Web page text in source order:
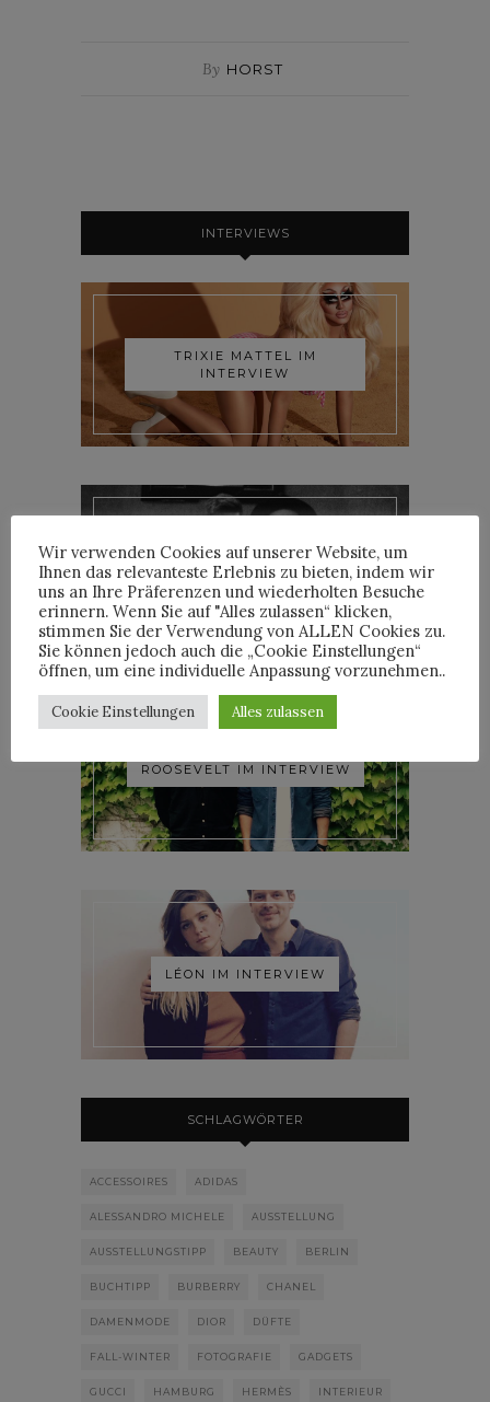
By HORST
INTERVIEWS
TRIXIE MATTEL IM
INTERVIEW
YOANN LEMOINE AKA
WOODKID IM INTERVIEW
ROOSEVELT IM INTERVIEW
LÉON IM INTERVIEW
SCHLAGWÖRTER
ACCESSOIRES ADIDAS
ALESSANDRO MICHELE AUSSTELLUNG
AUSSTELLUNGSTIPP BEAUTY BERLIN
BUCHTIPP BURBERRY CHANEL
DAMENMODE DIOR DÜFTE
FALL-WINTER FOTOGRAFIE GADGETS
GUCCI HAMBURG HERMÈS INTERIEUR
Wir verwenden Cookies auf unserer Website, um
Ihnen das relevanteste Erlebnis zu bieten, indem wir
uns an Ihre Präferenzen und wiederholten Besuche
erinnern. Wenn Sie auf "Alles zulassen“ klicken,
stimmen Sie der Verwendung von ALLEN Cookies zu.
Sie können jedoch auch die „Cookie Einstellungen“
öffnen, um eine individuelle Anpassung vorzunehmen..
Cookie Einstellungen Alles zulassen